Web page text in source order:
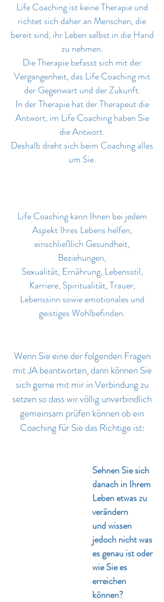
Life Coaching ist keine Therapie und
richtet sich daher an Menschen, die
bereit sind, ihr Leben selbst in die Hand
zu nehmen.
Die Therapie befasst sich mit der
Vergangenheit, das Life Coaching mit
der Gegenwart und der Zukunft.
In der Therapie hat der Therapeut die
Antwort, im Life Coaching haben Sie
die Antwort.
Deshalb dreht sich beim Coaching alles
um Sie.
Life Coaching kann Ihnen bei jedem
Aspekt Ihres Lebens helfen,
einschließlich Gesundheit,
Beziehungen,
Sexualität, Ernährung, Lebensstil,
Karriere, Spiritualität, Trauer,
Lebenssinn sowie emotionales und
geistiges Wohlbefinden.
Wenn Sie eine der folgenden Fragen
mit JA beantworten, dann können Sie
sich gerne mit mir in Verbindung zu
setzen so dass wir völlig unverbindlich
gemeinsam prüfen können ob ein
Coaching für Sie das Richtige ist:
Sehnen Sie sich
danach in Ihrem
Leben etwas zu
verändern
und wissen
jedoch nicht was
es genau ist oder
wie Sie es
erreichen
können?